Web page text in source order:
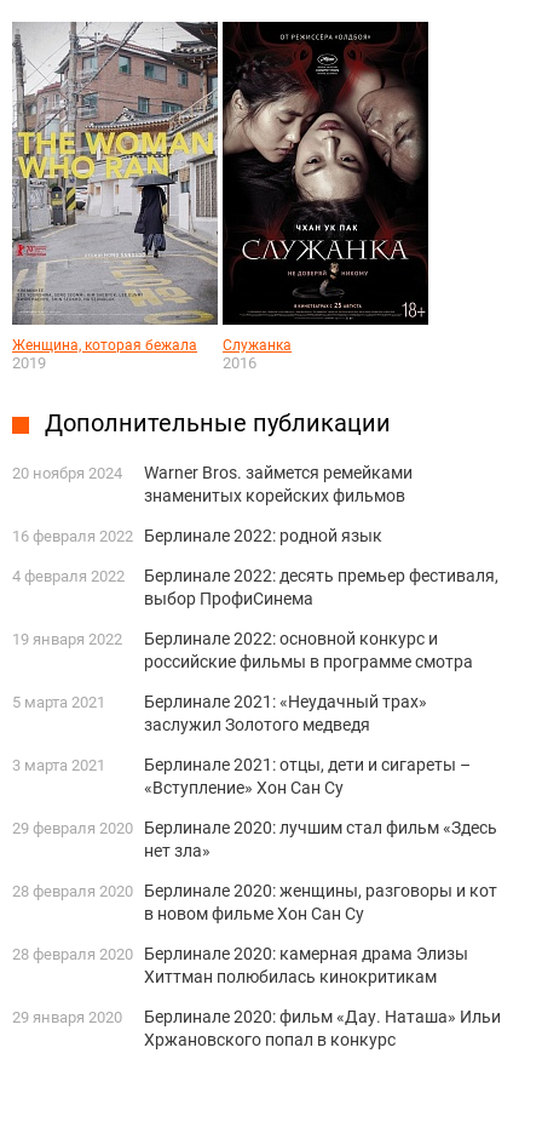
Женщина, которая бежала
2019
Служанка
2016
Дополнительные публикации
20 ноября 2024
Warner Bros. займется ремейками
знаменитых корейских фильмов
16 февраля 2022 Берлинале 2022: родной язык
4 февраля 2022
Берлинале 2022: десять премьер фестиваля,
выбор ПрофиСинема
19 января 2022
Берлинале 2022: основной конкурс и
российские фильмы в программе смотра
5 марта 2021
Берлинале 2021: «Неудачный трах»
заслужил Золотого медведя
3 марта 2021
Берлинале 2021: отцы, дети и сигареты –
«Вступление» Хон Сан Су
29 февраля 2020
Берлинале 2020: лучшим стал фильм «Здесь
нет зла»
28 февраля 2020
Берлинале 2020: женщины, разговоры и кот
в новом фильме Хон Сан Су
28 февраля 2020
Берлинале 2020: камерная драма Элизы
Хиттман полюбилась кинокритикам
29 января 2020
Берлинале 2020: фильм «Дау. Наташа» Ильи
Хржановского попал в конкурс